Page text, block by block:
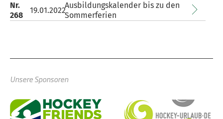
Nr.
268
19.01.2022
Ausbildungskalender bis zu den
Sommerferien
Unsere Sponsoren